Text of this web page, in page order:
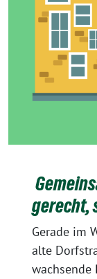
gerecht,
Gerade im
alte
wachsende